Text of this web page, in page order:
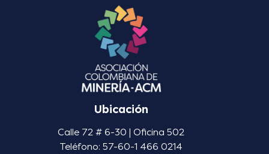
Ubicación
Calle 72 # 6-30 | Oficina 502
Teléfono: 57-60-1 466 0214